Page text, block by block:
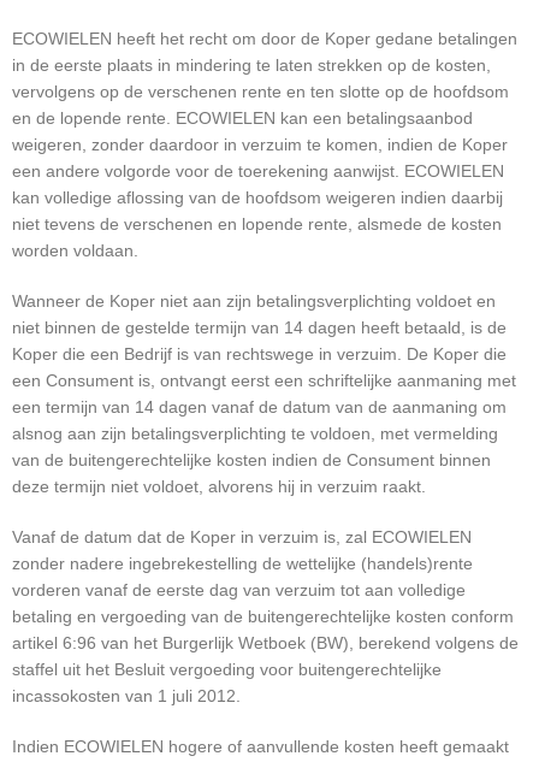
ECOWIELEN heeft het recht om door de Koper gedane betalingen
in de eerste plaats in mindering te laten strekken op de kosten,
vervolgens op de verschenen rente en ten slotte op de hoofdsom
en de lopende rente. ECOWIELEN kan een betalingsaanbod
weigeren, zonder daardoor in verzuim te komen, indien de Koper
een andere volgorde voor de toerekening aanwijst. ECOWIELEN
kan volledige aflossing van de hoofdsom weigeren indien daarbij
niet tevens de verschenen en lopende rente, alsmede de kosten
worden voldaan.
Wanneer de Koper niet aan zijn betalingsverplichting voldoet en
niet binnen de gestelde termijn van 14 dagen heeft betaald, is de
Koper die een Bedrijf is van rechtswege in verzuim. De Koper die
een Consument is, ontvangt eerst een schriftelijke aanmaning met
een termijn van 14 dagen vanaf de datum van de aanmaning om
alsnog aan zijn betalingsverplichting te voldoen, met vermelding
van de buitengerechtelijke kosten indien de Consument binnen
deze termijn niet voldoet, alvorens hij in verzuim raakt.
Vanaf de datum dat de Koper in verzuim is, zal ECOWIELEN
zonder nadere ingebrekestelling de wettelijke (handels)rente
vorderen vanaf de eerste dag van verzuim tot aan volledige
betaling en vergoeding van de buitengerechtelijke kosten conform
artikel 6:96 van het Burgerlijk Wetboek (BW), berekend volgens de
staffel uit het Besluit vergoeding voor buitengerechtelijke
incassokosten van 1 juli 2012.
Indien ECOWIELEN hogere of aanvullende kosten heeft gemaakt